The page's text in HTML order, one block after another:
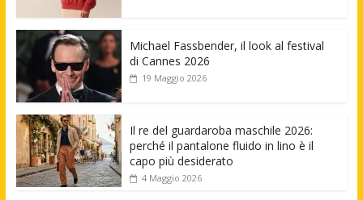
Michael Fassbender, il look al festival
di Cannes 2026
19 Maggio 2026
Il re del guardaroba maschile 2026:
perché il pantalone fluido in lino è il
capo più desiderato
4 Maggio 2026